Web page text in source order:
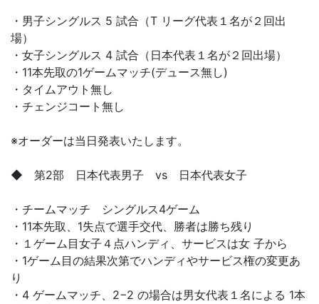
・男子シングルス 5 試合（T リーグ代表１名が２回出
場）
・女子シングルス 4 試合（日本代表１名が２回出場）
・11本先取の1ゲームマッチ(デュース無し)
・タイムアウト無し
・チェンジコート無し
※オーダーは当日発表いたします。
◆ 第2部 日本代表男子 vs 日本代表女子
・チームマッチ シングルス4ゲーム
・11本先取、1失点で選手交代、勝者は勝ち残り
・１ゲーム目女子４点ハンディ、サービスは女 子から
・1ゲーム目の結果次第でハンディやサービス権の変更あ
り
・4 ゲームマッチ、2−2 の場合は男女代表１名による 1本